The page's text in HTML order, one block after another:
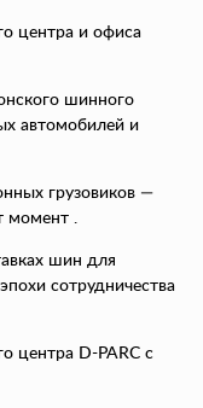
центра и офиса
шинного
автомобилей и
грузовиков —
момент .
шин для
сотрудничества
центра D-PARC с